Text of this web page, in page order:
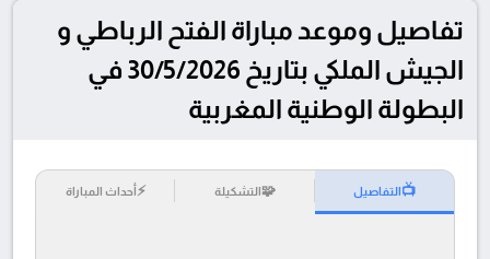
تفاصيل وموعد مباراة الفتح الرباطي و
الجيش الملكي بتاريخ 30/5/2026 في
البطولة الوطنية المغربية
📺التفاصيل 🧩التشكيلة ⚡أحداث المباراة